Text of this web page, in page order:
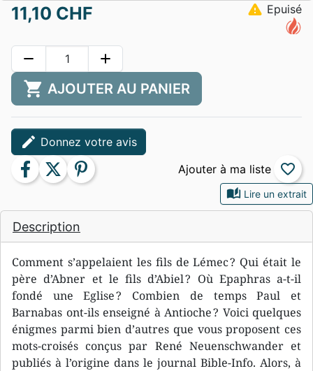
auto_stories Lire un extrait
Description
Comment s’appelaient les fils de Lémec ? Qui était le
père d’Abner et le fils d’Abiel ? Où Epaphras a-t-il
fondé une Eglise ? Combien de temps Paul et
Barnabas ont-ils enseigné à Antioche ? Voici quelques
énigmes parmi bien d’autres que vous proposent ces
mots-croisés conçus par René Neuenschwander et
publiés à l’origine dans le journal Bible-Info. Alors, à
11,10 CHF warning Epuisé
remove add
shopping_cart AJOUTER AU PANIER
edit Donnez votre avis
facebook twitter pinterest favorite_border